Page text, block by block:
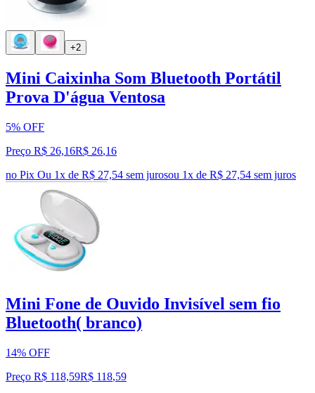
+2
Mini Caixinha Som Bluetooth Portátil
Prova D'água Ventosa
5% OFF
Preço R$ 26,16R$ 26,16
no Pix Ou 1x de R$ 27,54 sem jurosou 1x de R$ 27,54 sem juros
Mini Fone de Ouvido Invisível sem fio
Bluetooth( branco)
14% OFF
Preço R$ 118,59R$ 118,59